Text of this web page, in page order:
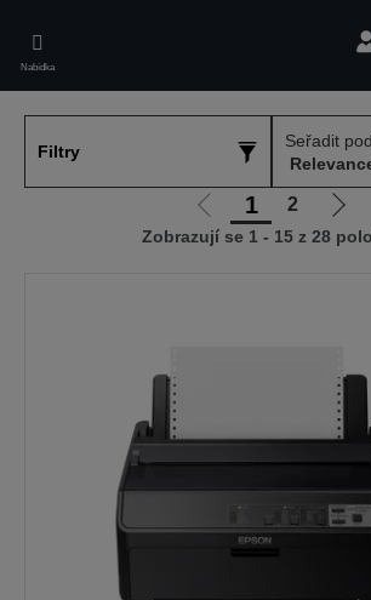
main
content
Nabídka
Filtry
Seřadit
Jít
na
1 2
Jít
na
Zobrazují se 1 - 15 z 28